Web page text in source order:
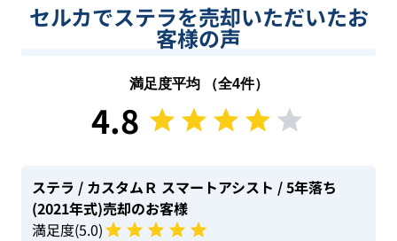
セルカでステラを売却いただいたお
客様の声
満足度平均 （全4件）
4.8
ステラ / カスタムＲ スマートアシスト / 5年落ち
(2021年式)売却のお客様
満足度(5.0)